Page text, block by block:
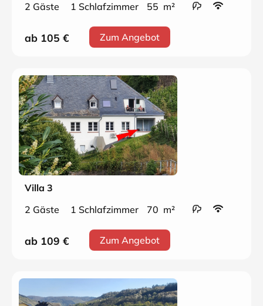
2 Gäste
1 Schlafzimmer 55 m²
ab 105 € Zum Angebot
Villa 3
2 Gäste
1 Schlafzimmer 70 m²
ab 109 € Zum Angebot